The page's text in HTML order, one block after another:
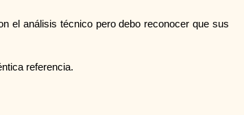
el análisis técnico pero debo reconocer que sus
referencia.